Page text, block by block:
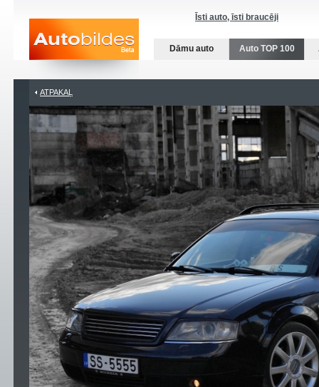
Īsti auto, īsti braucēji
Dāmu auto Auto TOP 100
ATPAKAĻ